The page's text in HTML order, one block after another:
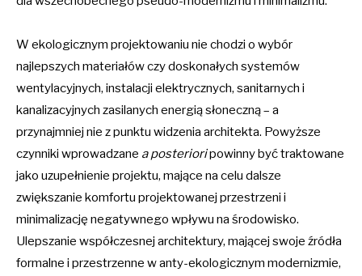
W ekologicznym projektowaniu nie chodzi o wybór
najlepszych materiałów czy doskonałych systemów
wentylacyjnych, instalacji elektrycznych, sanitarnych i
kanalizacyjnych zasilanych energią słoneczną – a
przynajmniej nie z punktu widzenia architekta. Powyższe
czynniki wprowadzane a posterioripowinny być traktowane
jako uzupełnienie projektu, mające na celu dalsze
zwiększanie komfortu projektowanej przestrzeni i
minimalizację negatywnego wpływu na środowisko.
Ulepszanie współczesnej architektury, mającej swoje źródła
formalne i przestrzenne w anty-ekologicznym modernizmie,